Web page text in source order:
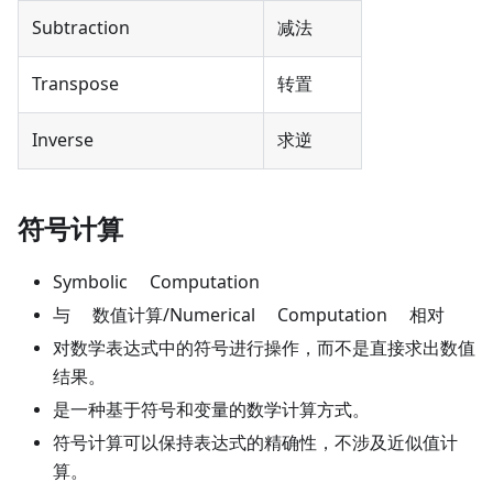
Subtraction 减法
Transpose 转置
Inverse 求逆
符号计算
Symbolic Computation
与 数值计算/Numerical Computation 相对
对数学表达式中的符号进行操作，而不是直接求出数值
结果。
是一种基于符号和变量的数学计算方式。
符号计算可以保持表达式的精确性，不涉及近似值计
算。